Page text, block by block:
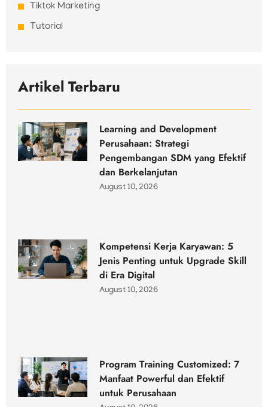
Tiktok Marketing
Tutorial
Artikel Terbaru
Learning and Development
Perusahaan: Strategi
Pengembangan SDM yang Efektif
dan Berkelanjutan
August 10, 2026
Kompetensi Kerja Karyawan: 5
Jenis Penting untuk Upgrade Skill
di Era Digital
August 10, 2026
Program Training Customized: 7
Manfaat Powerful dan Efektif
untuk Perusahaan